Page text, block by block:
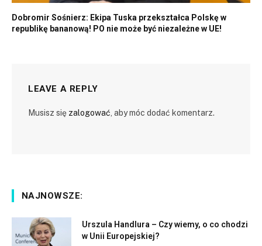
Dobromir Sośnierz: Ekipa Tuska przekształca Polskę w
republikę bananową! PO nie może być niezależne w UE!
LEAVE A REPLY
Musisz się zalogować, aby móc dodać komentarz.
NAJNOWSZE:
Urszula Handlura – Czy wiemy, o co chodzi
w Unii Europejskiej?